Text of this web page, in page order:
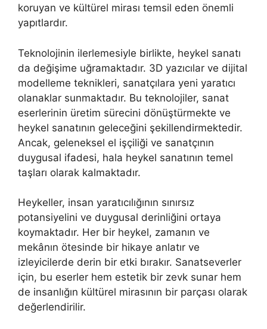
koruyan ve kültürel mirası temsil eden önemli
yapıtlardır.
Teknolojinin ilerlemesiyle birlikte, heykel sanatı
da değişime uğramaktadır. 3D yazıcılar ve dijital
modelleme teknikleri, sanatçılara yeni yaratıcı
olanaklar sunmaktadır. Bu teknolojiler, sanat
eserlerinin üretim sürecini dönüştürmekte ve
heykel sanatının geleceğini şekillendirmektedir.
Ancak, geleneksel el işçiliği ve sanatçının
duygusal ifadesi, hala heykel sanatının temel
taşları olarak kalmaktadır.
Heykeller, insan yaratıcılığının sınırsız
potansiyelini ve duygusal derinliğini ortaya
koymaktadır. Her bir heykel, zamanın ve
mekânın ötesinde bir hikaye anlatır ve
izleyicilerde derin bir etki bırakır. Sanatseverler
için, bu eserler hem estetik bir zevk sunar hem
de insanlığın kültürel mirasının bir parçası olarak
değerlendirilir.